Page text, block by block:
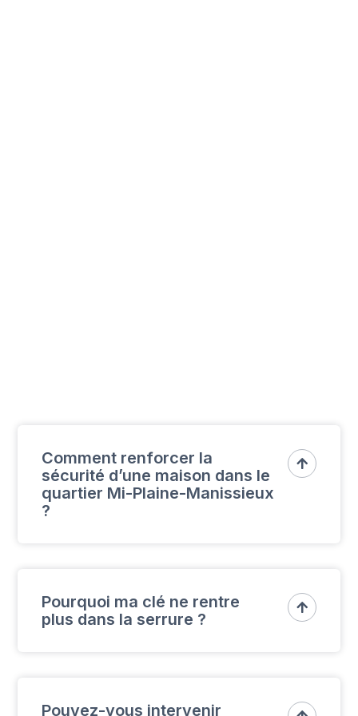
Comment renforcer la
sécurité d’une maison dans le
quartier Mi-Plaine-Manissieux
?

certifiées A2P et des verrous renforcés,
idéaux pour les maisons situées dans des
Pourquoi ma clé ne rentre
plus dans la serrure ?

serrure si elle manque d'entretien ou est
Pouvez-vous intervenir